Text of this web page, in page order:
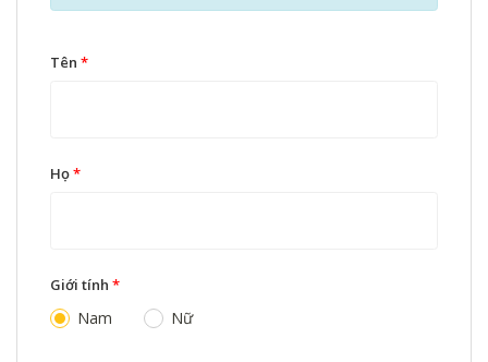
Tên *
Họ*
Giới tính *
Nam Nữ